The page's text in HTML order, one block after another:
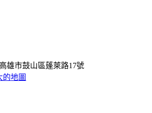
雄市鼓山區蓬萊路17號
的地圖